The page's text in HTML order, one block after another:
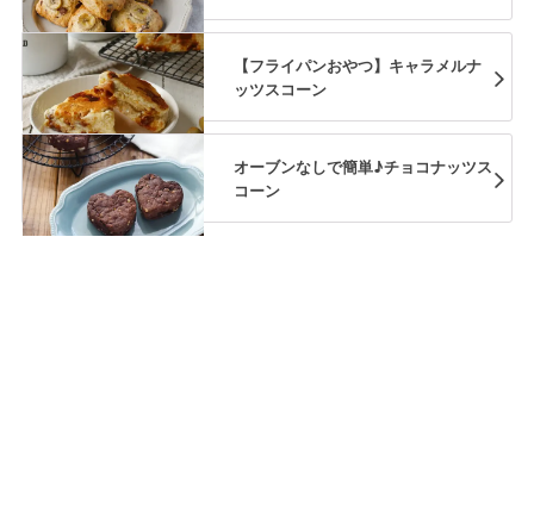
【フライパンおやつ】キャラメルナ
ッツスコーン
オーブンなしで簡単♪チョコナッツス
コーン